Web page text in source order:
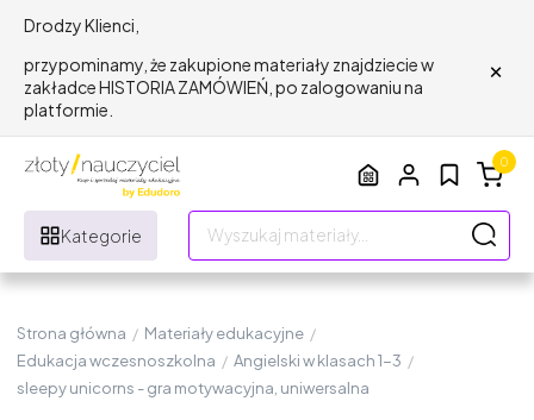
Drodzy Klienci,
przypominamy, że zakupione materiały znajdziecie w
zakładce HISTORIA ZAMÓWIEŃ, po zalogowaniu na
platformie.
×
Kategorie
0
Strona główna / Materiały edukacyjne /
Edukacja wczesnoszkolna / Angielski w klasach 1-3 /
sleepy unicorns - gra motywacyjna, uniwersalna